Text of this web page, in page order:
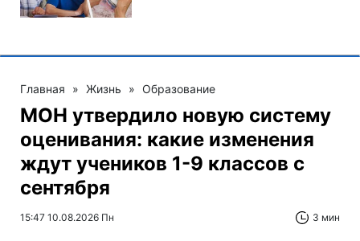
Главная » Жизнь » Образование
МОН утвердило новую систему
оценивания: какие изменения
ждут учеников 1-9 классов с
сентября
15:47 10.08.2026 Пн 3 мин